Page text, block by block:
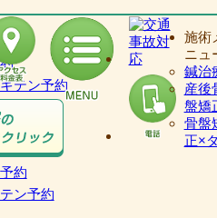
施術
ニュ
鍼治
産後
盤矯
骨盤
正×